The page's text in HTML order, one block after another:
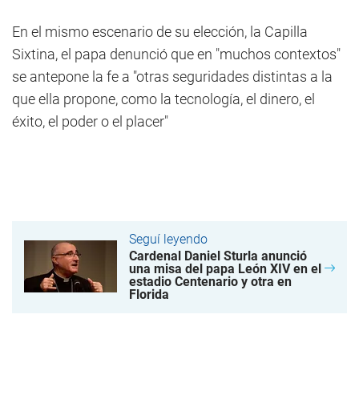
En el mismo escenario de su elección, la Capilla
Sixtina, el papa denunció que en "muchos contextos"
se antepone la fe a "otras seguridades distintas a la
que ella propone, como la tecnología, el dinero, el
éxito, el poder o el placer"
Seguí leyendo
Cardenal Daniel Sturla anunció
una misa del papa León XIV en el
estadio Centenario y otra en
Florida